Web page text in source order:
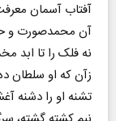
آفتاب‌ آسمان‌
آن‌ محمد‌صورت‌ و
نه‌ فلک‌ را تا ابد
زآن‌ که‌ او سلطان‌
تشنه‌ او را دشنه